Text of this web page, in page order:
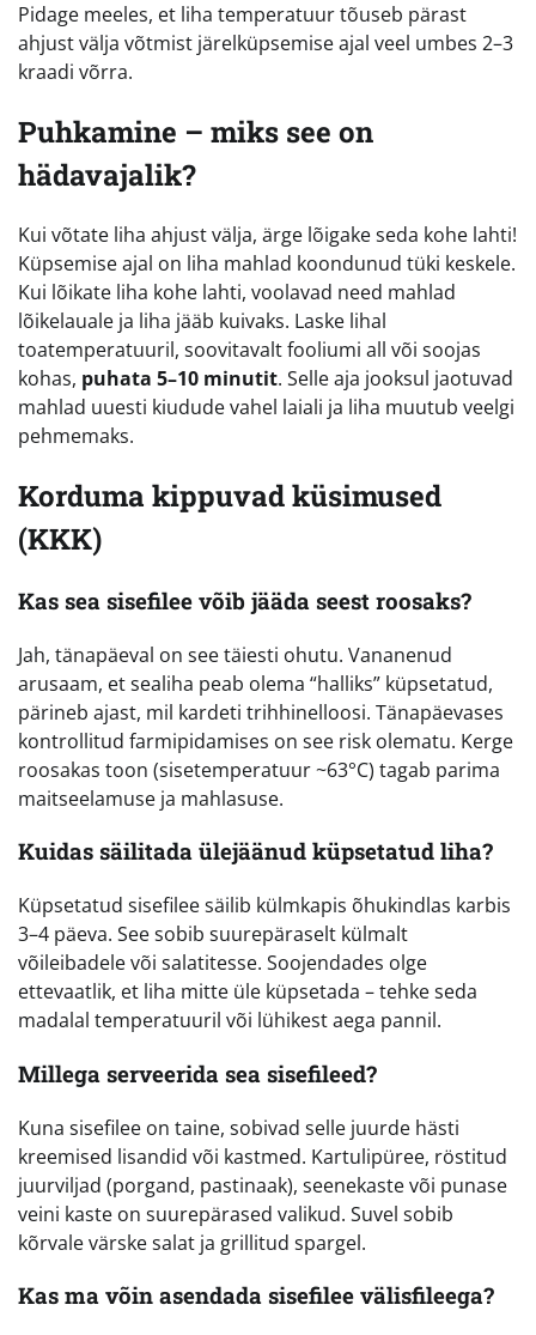
Pidage meeles, et liha temperatuur tõuseb pärast
ahjust välja võtmist järelküpsemise ajal veel umbes 2–3
kraadi võrra.
Puhkamine – miks see on
hädavajalik?
Kui võtate liha ahjust välja, ärge lõigake seda kohe lahti!
Küpsemise ajal on liha mahlad koondunud tüki keskele.
Kui lõikate liha kohe lahti, voolavad need mahlad
lõikelauale ja liha jääb kuivaks. Laske lihal
toatemperatuuril, soovitavalt fooliumi all või soojas
kohas, puhata 5–10 minutit. Selle aja jooksul jaotuvad
mahlad uuesti kiudude vahel laiali ja liha muutub veelgi
pehmemaks.
Korduma kippuvad küsimused
(KKK)
Kas sea sisefilee võib jääda seest roosaks?
Jah, tänapäeval on see täiesti ohutu. Vananenud
arusaam, et sealiha peab olema “halliks” küpsetatud,
pärineb ajast, mil kardeti trihhinelloosi. Tänapäevases
kontrollitud farmipidamises on see risk olematu. Kerge
roosakas toon (sisetemperatuur ~63°C) tagab parima
maitseelamuse ja mahlasuse.
Kuidas säilitada ülejäänud küpsetatud liha?
Küpsetatud sisefilee säilib külmkapis õhukindlas karbis
3–4 päeva. See sobib suurepäraselt külmalt
võileibadele või salatitesse. Soojendades olge
ettevaatlik, et liha mitte üle küpsetada – tehke seda
madalal temperatuuril või lühikest aega pannil.
Millega serveerida sea sisefileed?
Kuna sisefilee on taine, sobivad selle juurde hästi
kreemised lisandid või kastmed. Kartulipüree, röstitud
juurviljad (porgand, pastinaak), seenekaste või punase
veini kaste on suurepärased valikud. Suvel sobib
kõrvale värske salat ja grillitud spargel.
Kas ma võin asendada sisefilee välisfileega?